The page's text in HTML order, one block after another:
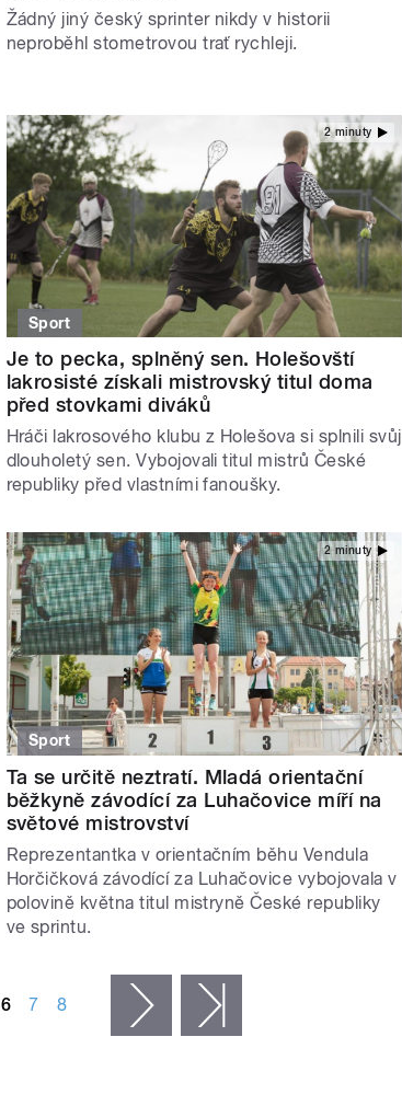
Žádný jiný český sprinter nikdy v historii
neproběhl stometrovou trať rychleji.
2 minuty
Sport
Je to pecka, splněný sen. Holešovští
lakrosisté získali mistrovský titul doma
před stovkami diváků
Hráči lakrosového klubu z Holešova si splnili svůj
dlouholetý sen. Vybojovali titul mistrů České
republiky před vlastními fanoušky.
2 minuty
Sport
Ta se určitě neztratí. Mladá orientační
běžkyně závodící za Luhačovice míří na
světové mistrovství
Reprezentantka v orientačním běhu Vendula
Horčičková závodící za Luhačovice vybojovala v
polovině května titul mistryně České republiky
ve sprintu.
6 7 8 následující ›